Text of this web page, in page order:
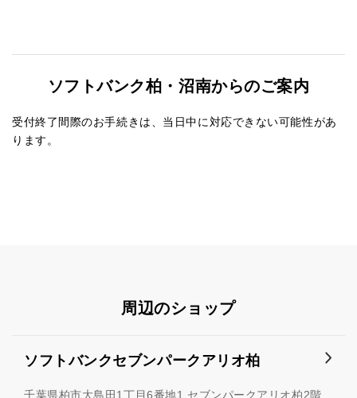
ソフトバンク柏・沼南からのご案内
受付終了間際のお手続きは、当日中に対応できない可能性があ
ります。
周辺のショップ
ソフトバンクセブンパークアリオ柏
千葉県柏市大島田1丁目6番地1 セブンパークアリオ柏2階